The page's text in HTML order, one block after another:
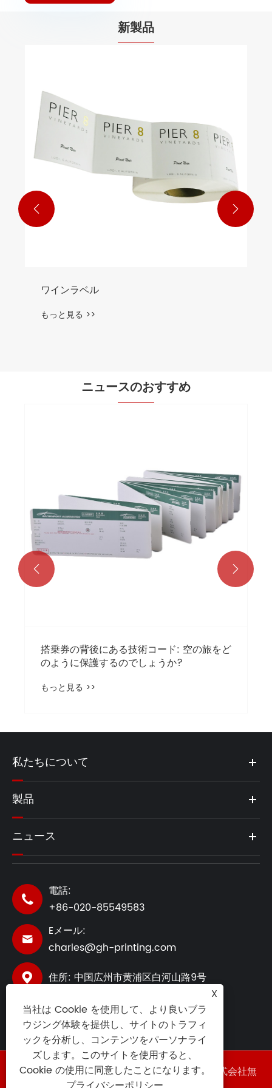
新製品
もっと見る >>
 
ニュースのおすすめ
もっと見る >>
 
私たちについて
製品
ニュース

電話:
+86-020-85549583

Eメール:
charles@gh-printing.com
 住所: 中国広州市黄浦区白河山路9号
著作権 ©2025 広東香港 (GZ) スマート印刷株式会社無
X
当社は Cookie を使用して、より良いブラ
ウジング体験を提供し、サイトのトラフィ
ックを分析し、コンテンツをパーソナライ
ズします。このサイトを使用すると、
Cookie の使用に同意したことになります。